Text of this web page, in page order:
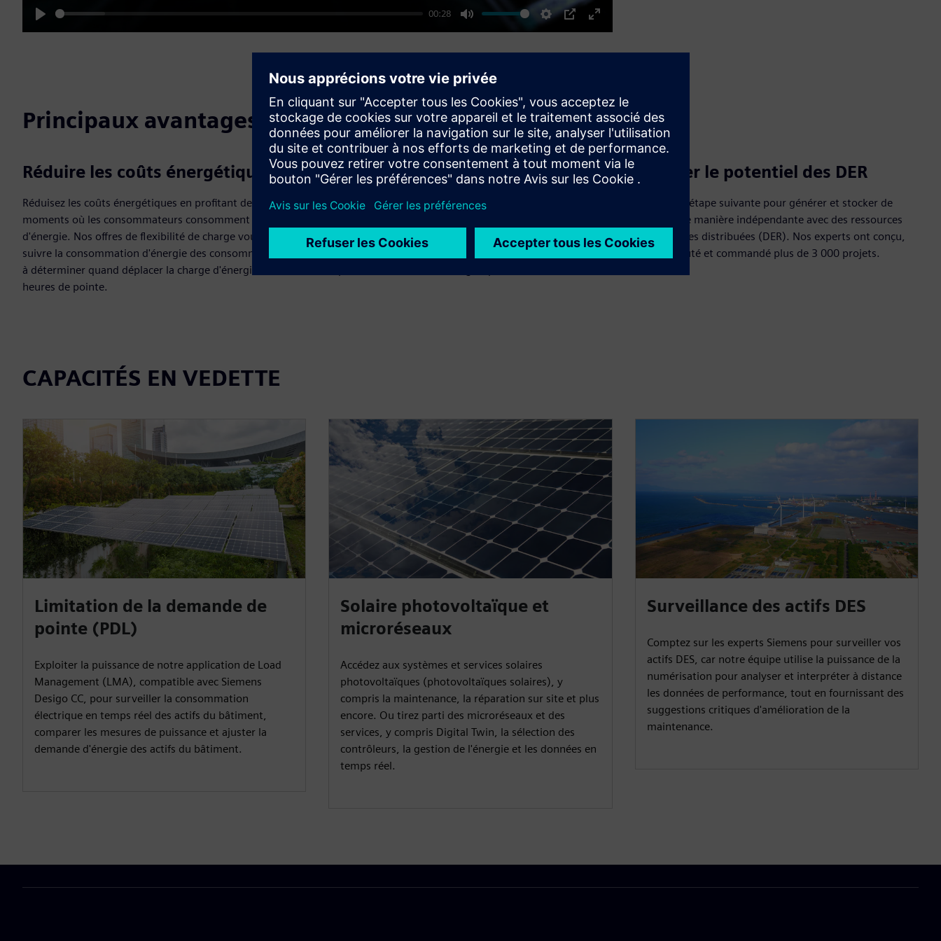
Play
00:28
Mute Settings
PIP
Enter
Principaux avantages
Réduire les coûts énergétiques
Réduisez les coûts énergétiques en profitant des
moments où les consommateurs consomment moins
d'énergie. Nos offres de flexibilité de charge vous aident à
suivre la consommation d'énergie des consommateurs et
à déterminer quand déplacer la charge d'énergie aux
heures de pointe.
Naviguez facilement sur le marché
Participer au marché de l'énergie avec l'expertise et les
l'aide pour naviguer sur le marché pour acheter et vendre
de l'électricité, du gaz naturel et plus, pour finalement
Réaliser le potentiel des DER
Ppassez à l'étape suivante pour générer et stocker de
l'énergie de manière indépendante avec des ressources
énergétiques distribuées (DER). Nos experts ont conçu,
géré, exécuté et commandé plus de 3 000 projets.
CAPACITÉS EN VEDETTE
Limitation de la demande de
pointe (PDL)
Exploiter la puissance de notre application de Load
Management (LMA), compatible avec Siemens
Desigo CC, pour surveiller la consommation
électrique en temps réel des actifs du bâtiment,
comparer les mesures de puissance et ajuster la
demande d'énergie des actifs du bâtiment.
Solaire photovoltaïque et
microréseaux
Accédez aux systèmes et services solaires
photovoltaïques (photovoltaïques solaires), y
compris la maintenance, la réparation sur site et plus
encore. Ou tirez parti des microréseaux et des
services, y compris Digital Twin, la sélection des
contrôleurs, la gestion de l'énergie et les données en
temps réel.
Surveillance des actifs DES
Comptez sur les experts Siemens pour surveiller vos
actifs DES, car notre équipe utilise la puissance de la
numérisation pour analyser et interpréter à distance
les données de performance, tout en fournissant des
suggestions critiques d'amélioration de la
maintenance.